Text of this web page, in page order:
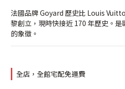
法國品牌 Goyard 歷史比 Louis
黎創立，現時快接近 170 年歷史。
的象徵。
全店，全館宅配免運費